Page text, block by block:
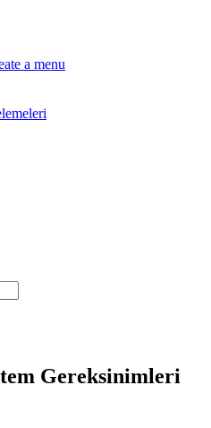
a menu
Gereksinimleri